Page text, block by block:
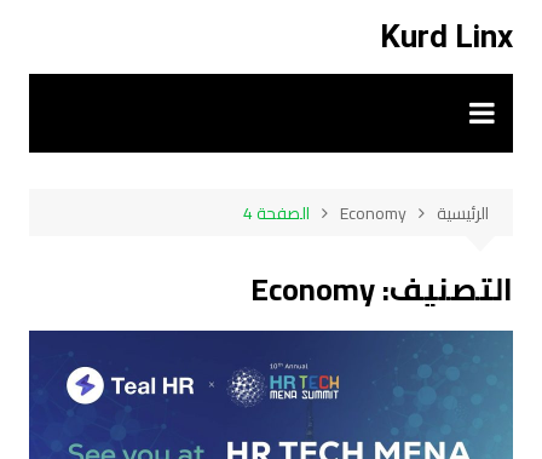
المحتوى
Kurd Linx
الرئيسية Economy الصفحة 4
التصنيف:Economy